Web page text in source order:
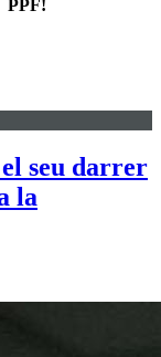
PPF!
seu darrer
la